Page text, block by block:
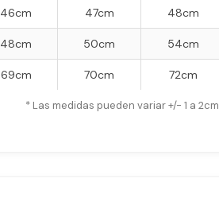
46cm 47cm 48cm
48cm 50cm 54cm
69cm 70cm 72cm
* Las medidas pueden variar +/- 1 a 2cm